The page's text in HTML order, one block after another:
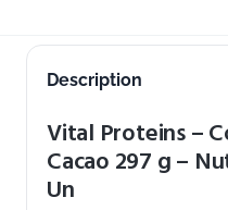
Description
Vital Proteins –
Cacao 297 g –
Un